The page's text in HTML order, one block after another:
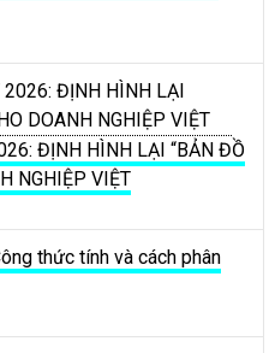
ĐỊNH HÌNH LẠI “BẢN ĐỒ
NGHIỆP VIỆT
thức tính và cách phân